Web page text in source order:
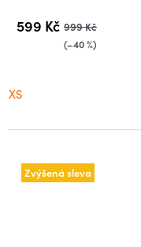
599 Kč 999 Kč
(–40 %)
XS
Zvýšená sleva